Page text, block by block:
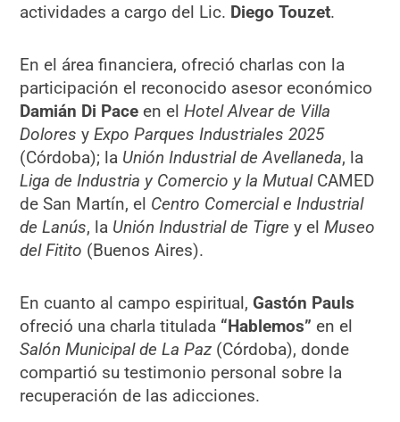
actividades a cargo del Lic. Diego Touzet.
En el área financiera, ofreció charlas con la
participación el reconocido asesor económico
Damián Di Pace en elHotel Alvear de Villa
Dolores yExpo Parques Industriales 2025
(Córdoba); la Unión Industrial de Avellaneda, la
Liga de Industria y Comercio y la MutualCAMED
de San Martín, el Centro Comercial e Industrial
de Lanús, la Unión Industrial de Tigre y elMuseo
del Fitito (Buenos Aires).
En cuanto al campo espiritual, Gastón Pauls
ofreció una charla titulada “Hablemos” en el
Salón Municipal de La Paz (Córdoba), donde
compartió su testimonio personal sobre la
recuperación de las adicciones.